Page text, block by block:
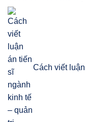
Cách viết